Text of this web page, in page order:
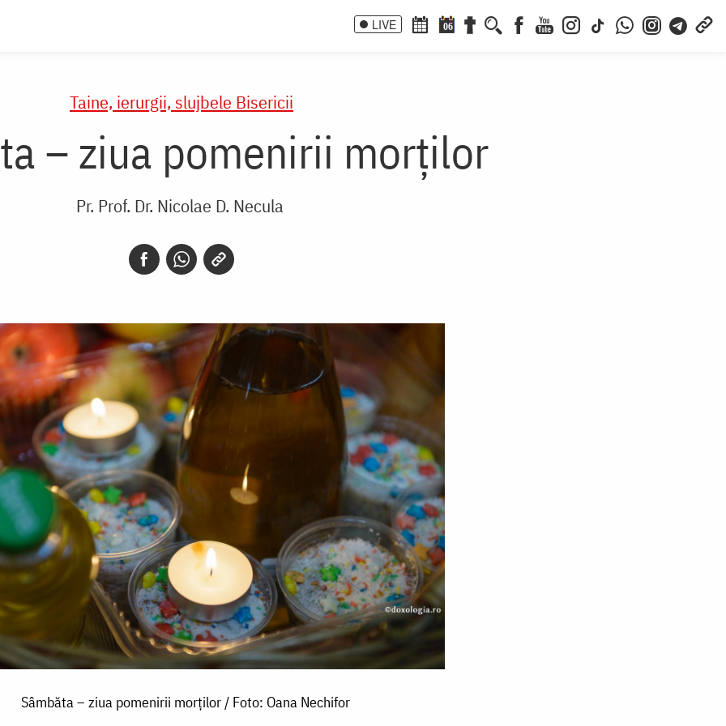
LIVE 06
Taine, ierurgii, slujbele Bisericii
– ziua pomenirii morților
Pr. Prof. Dr. Nicolae D. Necula
Sâmbăta – ziua pomenirii morților / Foto: Oana Nechifor